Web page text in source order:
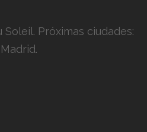
Soleil. Próximas ciudades: